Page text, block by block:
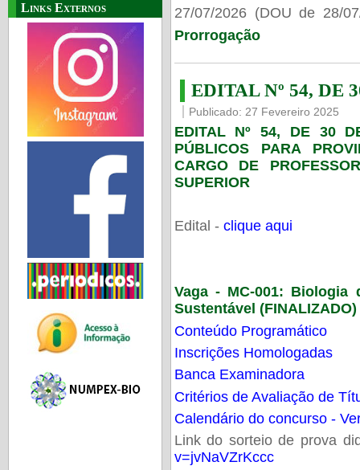
Links Externos
27/07/2026 (DOU de 28/
Prorrogação
EDITAL Nº 54, DE
Publicado: 27 Fevereiro 2025
EDITAL Nº 54, DE 30
PÚBLICOS PARA
CARGO DE
SUPERIOR
Edital - clique aqui
Vaga - MC-001: Biologia
Sustentável (FINALIZADO)
Conteúdo Programático
Inscrições Homologadas
Banca Examinadora
Critérios de Avaliação de
Calendário do concurso -
Link do sorteio de prova
v=jvNaVZrKccc